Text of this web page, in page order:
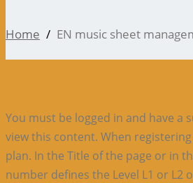
Home EN music sheet
You must be logged in and have a
view this content. When
plan. In the Title of the page or in
number defines the Level L1 or L2